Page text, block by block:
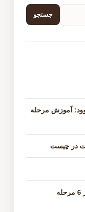
جستجو
آموزش مرحله
در چیست